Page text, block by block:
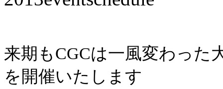
来期もCGCは一風変わった
を開催いたします